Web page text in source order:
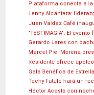
Plataforma conecta a
Lenny Alcántara:
Juan Valdez Café
"FESTIMAGIA": El
Gerardo Lares con
Marcel Piel Morena
Residente ofrece
Gala Benéfica de
Techy Fatule hará un
Héctor Acosta con